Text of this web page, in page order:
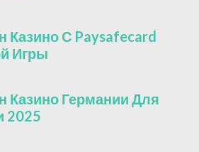
С Paysafecard
Игры
Казино Германии Для
2025